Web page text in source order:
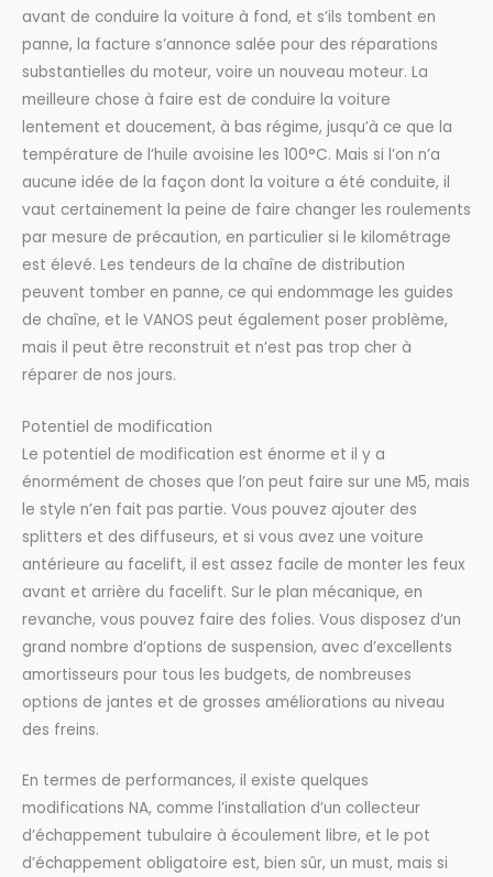
avant de conduire la voiture à fond, et s’ils tombent en
panne, la facture s’annonce salée pour des réparations
substantielles du moteur, voire un nouveau moteur. La
meilleure chose à faire est de conduire la voiture
lentement et doucement, à bas régime, jusqu’à ce que la
température de l’huile avoisine les 100°C. Mais si l’on n’a
aucune idée de la façon dont la voiture a été conduite, il
vaut certainement la peine de faire changer les roulements
par mesure de précaution, en particulier si le kilométrage
est élevé. Les tendeurs de la chaîne de distribution
peuvent tomber en panne, ce qui endommage les guides
de chaîne, et le VANOS peut également poser problème,
mais il peut être reconstruit et n’est pas trop cher à
réparer de nos jours.
Potentiel de modification
Le potentiel de modification est énorme et il y a
énormément de choses que l’on peut faire sur une M5, mais
le style n’en fait pas partie. Vous pouvez ajouter des
splitters et des diffuseurs, et si vous avez une voiture
antérieure au facelift, il est assez facile de monter les feux
avant et arrière du facelift. Sur le plan mécanique, en
revanche, vous pouvez faire des folies. Vous disposez d’un
grand nombre d’options de suspension, avec d’excellents
amortisseurs pour tous les budgets, de nombreuses
options de jantes et de grosses améliorations au niveau
des freins.
En termes de performances, il existe quelques
modifications NA, comme l’installation d’un collecteur
d’échappement tubulaire à écoulement libre, et le pot
d’échappement obligatoire est, bien sûr, un must, mais si